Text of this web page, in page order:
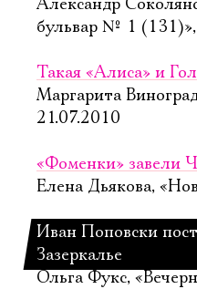
Александр
бульвар № 1
Такая «Алиса» и
Маргарита
21.07.2010
«Фоменки» завели
Елена Дьякова,
Иван Поповски
Зазеркалье
Ольга Фукс,